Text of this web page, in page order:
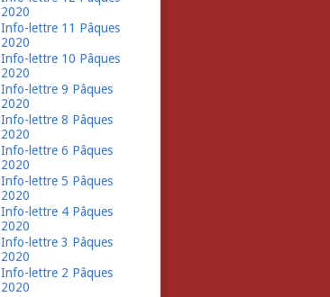
2020
Info-lettre 11 Pâques
2020
Info-lettre 10 Pâques
2020
Info-lettre 9 Pâques
2020
Info-lettre 8 Pâques
2020
Info-lettre 6 Pâques
2020
Info-lettre 5 Pâques
2020
Info-lettre 4 Pâques
2020
Info-lettre 3 Pâques
2020
Info-lettre 2 Pâques
2020